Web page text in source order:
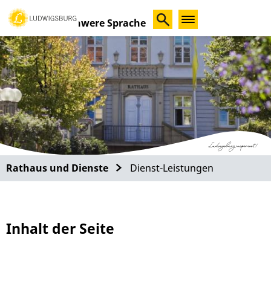
Schwere Sprache
Rathaus und Dienste Dienst-Leistungen
Inhalt der Seite